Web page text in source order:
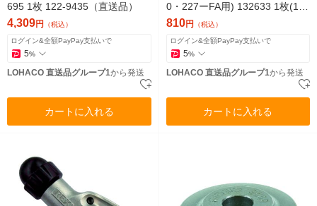
695 1枚 122-9435（直送品）
4,309円 （税込）
ログイン&全額PayPay支払いで
5%
LOHACO 直送品グループ1から発送
カートに入れる
0・227ーFA用) 132633 1枚(1
個) 123-6628（直送品）
810円 （税込）
ログイン&全額PayPay支払いで
5%
LOHACO 直送品グループ1から発送
カートに入れる